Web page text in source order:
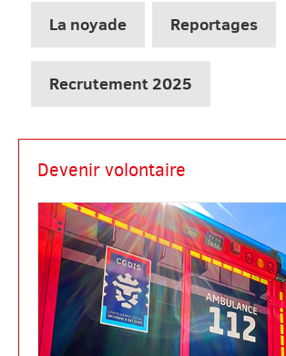
La noyade Reportages
Recrutement 2025
Devenir volontaire